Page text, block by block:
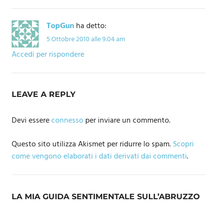
TopGunha detto:
5 Ottobre 2010 alle 9:04 am
Accedi per rispondere
LEAVE A REPLY
Devi essereconnessoper inviare un commento.
Questo sito utilizza Akismet per ridurre lo spam.Scopri
come vengono elaborati i dati derivati dai commenti.
LA MIA GUIDA SENTIMENTALE SULL’ABRUZZO